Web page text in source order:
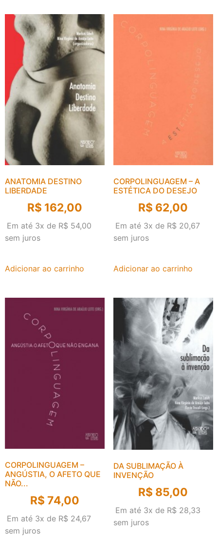
ANATOMIA DESTINO
LIBERDADE
R$ 162,00
Em até 3x de R$ 54,00
sem juros
Adicionar ao carrinho
CORPOLINGUAGEM – A
ESTÉTICA DO DESEJO
R$ 62,00
Em até 3x de R$ 20,67
sem juros
Adicionar ao carrinho
CORPOLINGUAGEM –
ANGÚSTIA, O AFETO QUE
NÃO...
R$ 74,00
Em até 3x de R$ 24,67
sem juros
DA SUBLIMAÇÃO À
INVENÇÃO
R$ 85,00
Em até 3x de R$ 28,33
sem juros